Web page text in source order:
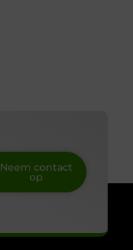
Neem contact
op